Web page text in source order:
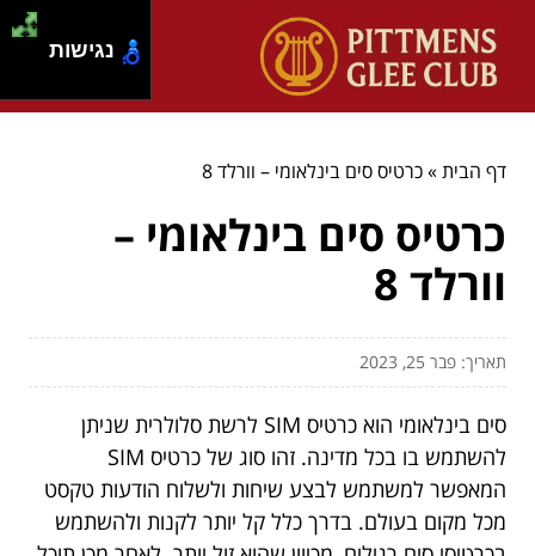
דף הבית»כרטיס סים בינלאומי – וורלד 8
כרטיס סים בינלאומי –
וורלד 8
תאריך: פבר 25, 2023
סים בינלאומי הוא כרטיס SIM לרשת סלולרית שניתן
להשתמש בו בכל מדינה. זהו סוג של כרטיס SIM
המאפשר למשתמש לבצע שיחות ולשלוח הודעות טקסט
מכל מקום בעולם. בדרך כלל קל יותר לקנות ולהשתמש
נגישות